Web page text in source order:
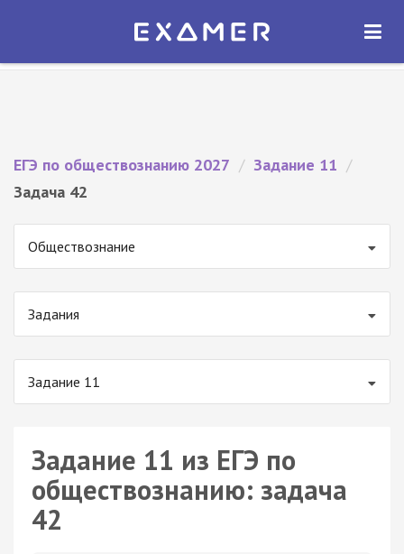
Экзамер — ЕГЭ 2027
ОТКРЫТЬ
ЕГЭ по обществознанию 2027 / Задание 11 /
Задача 42
Обществознание
Задания
Задание 11
Задание 11 из ЕГЭ по
обществознанию: задача
42